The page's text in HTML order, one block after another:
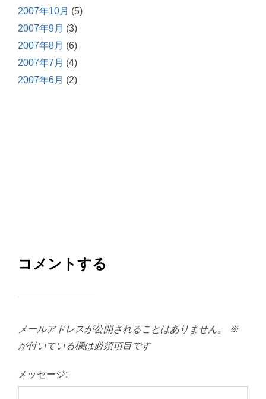
2007年10月 (5)
2007年9月 (3)
2007年8月 (6)
2007年7月 (4)
2007年6月 (2)
コメントする
メールアドレスが公開されることはありません。
※
が付いている欄は必須項目です
メッセージ: